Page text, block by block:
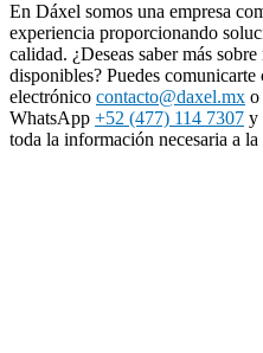
En Dáxel somos una empresa
experiencia proporcionando
calidad. ¿Deseas saber más
disponibles? Puedes
electrónico contacto@daxel.mx o
WhatsApp +52 (477) 114 7307 y
toda la información necesaria a la